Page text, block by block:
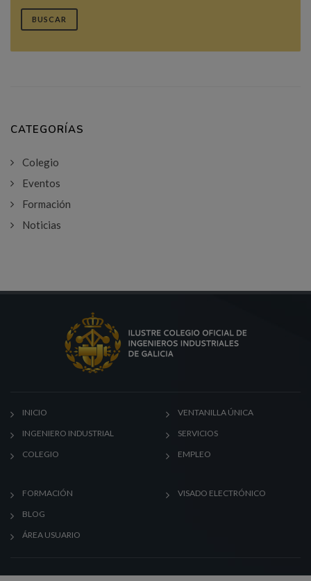
BUSCAR
CATEGORÍAS
Colegio
Eventos
Formación
Noticias
INICIO
INGENIERO INDUSTRIAL
COLEGIO
VENTANILLA ÚNICA
SERVICIOS
EMPLEO
FORMACIÓN
BLOG
ÁREA USUARIO
VISADO ELECTRÓNICO